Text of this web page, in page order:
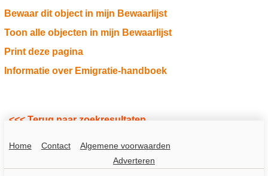
Bewaar dit object in mijn Bewaarlijst
Toon alle objecten in mijn Bewaarlijst
Print deze pagina
Informatie over Emigratie-handboek
<<< Terug naar zoekresultaten
Home Contact
Algemene voorwaarden
Adverteren